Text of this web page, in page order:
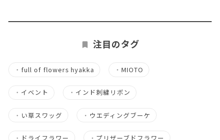
注目のタグ
・ full of flowers hyakka ・MIOTO
・ イベント ・ インド刺繍リボン
・ い草スワッグ ・ ウエディングブーケ
・ ドライフラワー ・ プリザーブドフラワー